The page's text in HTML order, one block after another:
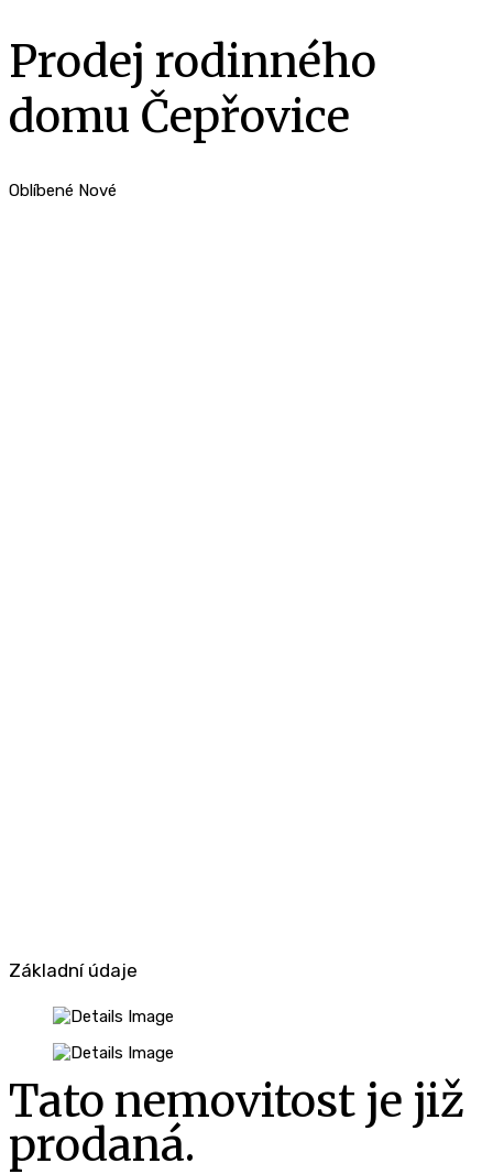
Prodej rodinného
domu Čepřovice
Oblíbené Nové
Základní údaje
Tato nemovitost je již
prodaná.